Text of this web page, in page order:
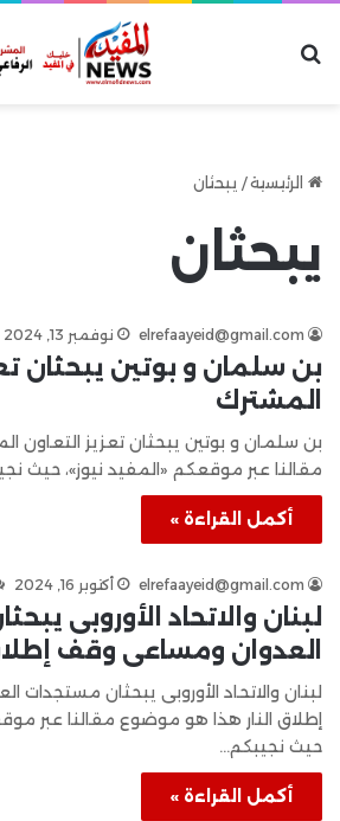
الرئيسية/ يبحثان
يبحثان
elrefaayeid@gmail.com نوفمبر 13, 2024
بن سلمان و بوتين يبحثان
المشترك
بن سلمان و بوتين يبحثان تعزيز
مقالنا عبر موقعكم «المفيد نيوز»، حيث
أكمل القراءة »
elrefaayeid@gmail.com أكتوبر 16, 2024
لبنان والاتحاد الأوروبى
العدوان ومساعى وقف إطلاق
لبنان والاتحاد الأوروبى يبحثان
إطلاق النار هذا هو موضوع مقالنا عبر
حيث نجيبكم…
أكمل القراءة »